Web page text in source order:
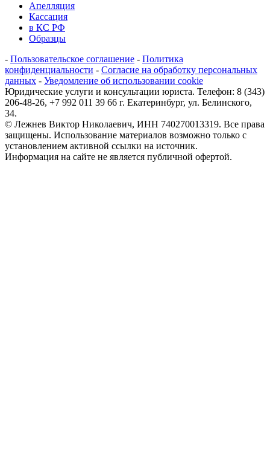
Апелляция
Кассация
в КС РФ
Образцы
- Пользовательское соглашение - Политика
конфиденциальности - Согласие на обработку персональных
данных - Уведомление об использовании cookie
Юридические услуги и консультации юриста. Телефон: 8 (343)
206-48-26, +7 992 011 39 66 г. Екатеринбург, ул. Белинского,
34.
© Лежнев Виктор Николаевич, ИНН 740270013319. Все права
защищены. Использование материалов возможно только с
установлением активной ссылки на источник.
Информация на сайте не является публичной офертой.